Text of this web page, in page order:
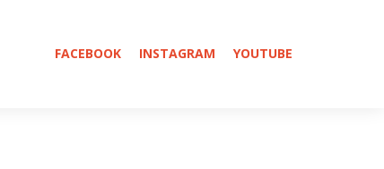
FACEBOOK INSTAGRAM YOUTUBE